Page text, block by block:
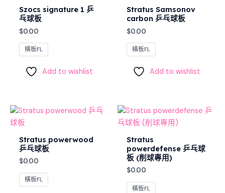
Szocs signature 1 乒
乓球板
$0.00
橫板FL
Add to wishlist
Stratus Samsonov
carbon 乒乓球板
$0.00
橫板FL
Add to wishlist
Stratus powerwood
乒乓球板
$0.00
橫板FL
Stratus
powerdefense 乒乓球
板 (削球專用)
$0.00
橫板FL